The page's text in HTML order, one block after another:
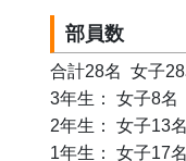
部員数
合計28名  女子
3年生： 女子8名
2年生： 女子13名
1年生： 女子17名